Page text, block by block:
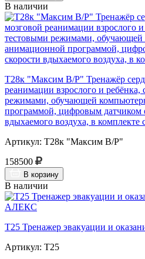
В наличии
Т28к "Максим В/Р" Тренажёр
реанимации взрослого и
режимами, обучающей
программой, цифровым датчиком
вдыхаемого воздуха, в комплекте
Артикул: Т28к "Максим В/Р"
158500
В корзину
В наличии
Т25 Тренажер эвакуации и
Артикул: Т25